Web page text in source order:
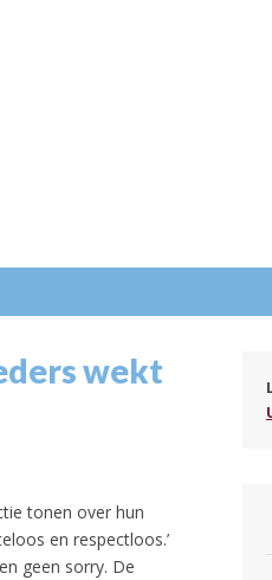
wekt
tonen over hun
en respectloos.’
geen sorry. De